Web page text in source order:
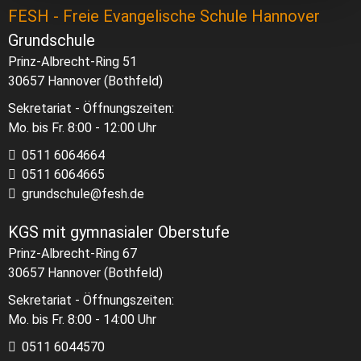
FESH - Freie Evangelische Schule Hannover
Grundschule
Prinz-Albrecht-Ring 51
30657 Hannover (Bothfeld)
Sekretariat - Öffnungszeiten:
Mo. bis Fr. 8:00 - 12:00 Uhr
0511 6064664
0511 6064665
grundschule@fesh.de
KGS mit gymnasialer Oberstufe
Prinz-Albrecht-Ring 67
30657 Hannover (Bothfeld)
Sekretariat - Öffnungszeiten:
Mo. bis Fr. 8:00 - 14:00 Uhr
0511 6044570